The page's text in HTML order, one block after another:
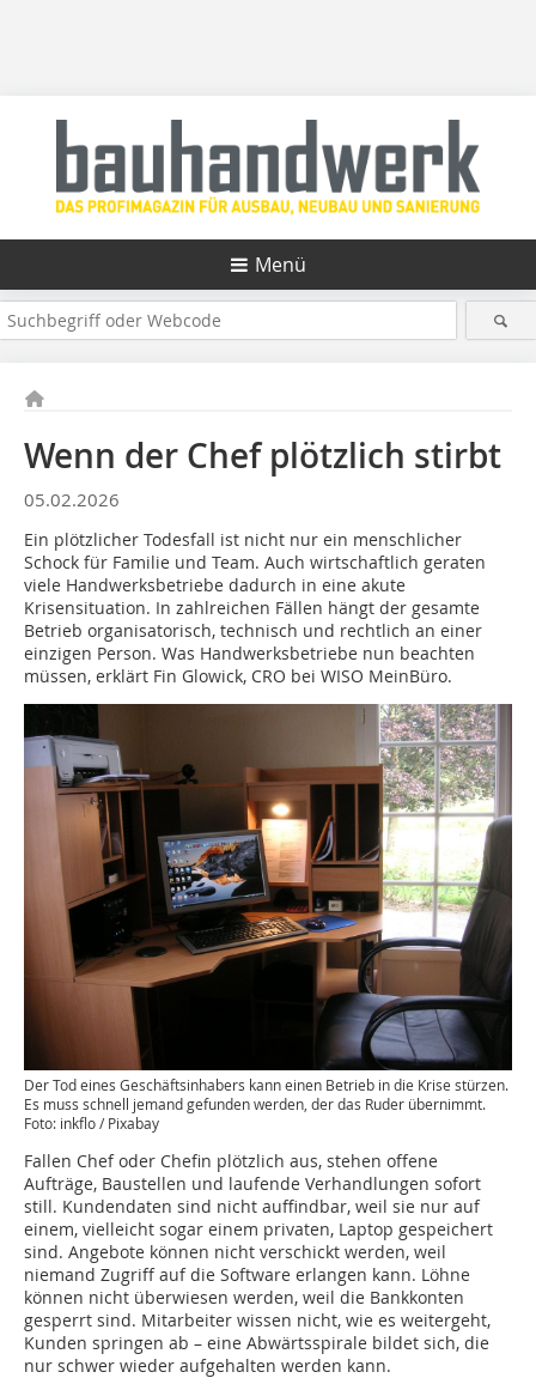
Menü
Wenn der Chef plötzlich stirbt
05.02.2026
Ein plötzlicher Todesfall ist nicht nur ein menschlicher
Schock für Familie und Team. Auch wirtschaftlich geraten
viele Handwerksbetriebe dadurch in eine akute
Krisensituation. In zahlreichen Fällen hängt der gesamte
Betrieb organisatorisch, technisch und rechtlich an einer
einzigen Person. Was Handwerksbetriebe nun beachten
müssen, erklärt Fin Glowick, CRO bei WISO MeinBüro.
Der Tod eines Geschäftsinhabers kann einen Betrieb in die Krise stürzen.
Es muss schnell jemand gefunden werden, der das Ruder übernimmt.
Foto: inkflo / Pixabay
Fallen Chef oder Chefin plötzlich aus, stehen offene
Aufträge, Baustellen und laufende Verhandlungen sofort
still. Kundendaten sind nicht auffindbar, weil sie nur auf
einem, vielleicht sogar einem privaten, Laptop gespeichert
sind. Angebote können nicht verschickt werden, weil
niemand Zugriff auf die Software erlangen kann. Löhne
können nicht überwiesen werden, weil die Bankkonten
gesperrt sind. Mitarbeiter wissen nicht, wie es weitergeht,
Kunden springen ab – eine Abwärtsspirale bildet sich, die
nur schwer wieder aufgehalten werden kann.